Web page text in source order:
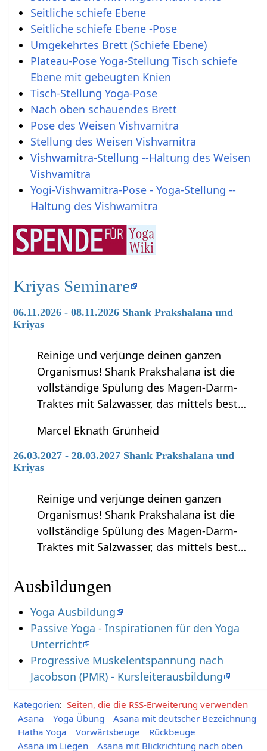
Seitliche schiefe Ebene
Seitliche schiefe Ebene -Pose
Umgekehrtes Brett (Schiefe Ebene)
Plateau-Pose Yoga-Stellung Tisch schiefe
Ebene mit gebeugten Knien
Tisch-Stellung Yoga-Pose
Nach oben schauendes Brett
Pose des Weisen Vishvamitra
Stellung des Weisen Vishvamitra
Vishwamitra-Stellung --Haltung des Weisen
Vishvamitra
Yogi-Vishwamitra-Pose - Yoga-Stellung --
Haltung des Vishwamitra
Kriyas Seminare
06.11.2026 - 08.11.2026 Shank Prakshalana und
Kriyas
Reinige und verjünge deinen ganzen
Organismus! Shank Prakshalana ist die
vollständige Spülung des Magen-Darm-
Traktes mit Salzwasser, das mittels best…
Marcel Eknath Grünheid
26.03.2027 - 28.03.2027 Shank Prakshalana und
Kriyas
Reinige und verjünge deinen ganzen
Organismus! Shank Prakshalana ist die
vollständige Spülung des Magen-Darm-
Traktes mit Salzwasser, das mittels best…
Ausbildungen
Yoga Ausbildung
Passive Yoga - Inspirationen für den Yoga
Unterricht
Progressive Muskelentspannung nach
Jacobson (PMR) - Kursleiterausbildung
Kategorien: Seiten, die die RSS-Erweiterung verwenden
Asana
Yoga Übung
Asana mit deutscher Bezeichnung
Hatha Yoga
Vorwärtsbeuge
Rückbeuge
Asana im Liegen
Asana mit Blickrichtung nach oben